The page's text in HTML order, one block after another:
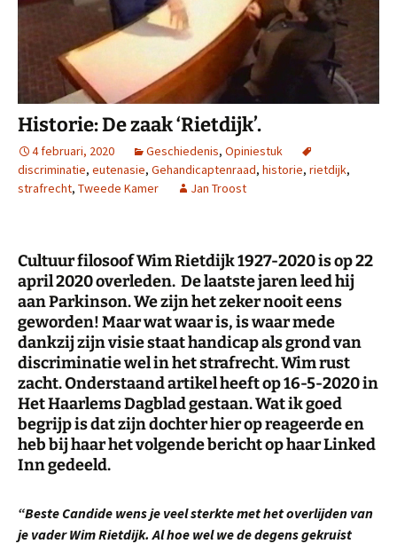
Historie: De zaak ‘Rietdijk’.
4 februari, 2020 Geschiedenis, Opiniestuk
discriminatie, eutenasie, Gehandicaptenraad, historie, rietdijk,
strafrecht, Tweede Kamer Jan Troost
Cultuur filosoof Wim Rietdijk 1927-2020 is op 22
april 2020 overleden. De laatste jaren leed hij
aan Parkinson. We zijn het zeker nooit eens
geworden! Maar wat waar is, is waar mede
dankzij zijn visie staat handicap als grond van
discriminatie wel in het strafrecht. Wim rust
zacht. Onderstaand artikel heeft op 16-5-2020 in
Het Haarlems Dagblad gestaan. Wat ik goed
begrijp is dat zijn dochter hier op reageerde en
heb bij haar het volgende bericht op haar Linked
Inn gedeeld.
“Beste Candide wens je veel sterkte met het overlijden van
je vader Wim Rietdijk. Al hoe wel we de degens gekruist